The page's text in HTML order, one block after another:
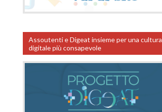
Assoutenti e Digeat insieme per una cultura
digitale più consapevole